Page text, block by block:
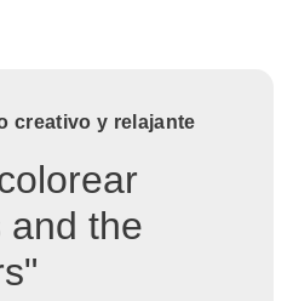
creativo y relajante
and the